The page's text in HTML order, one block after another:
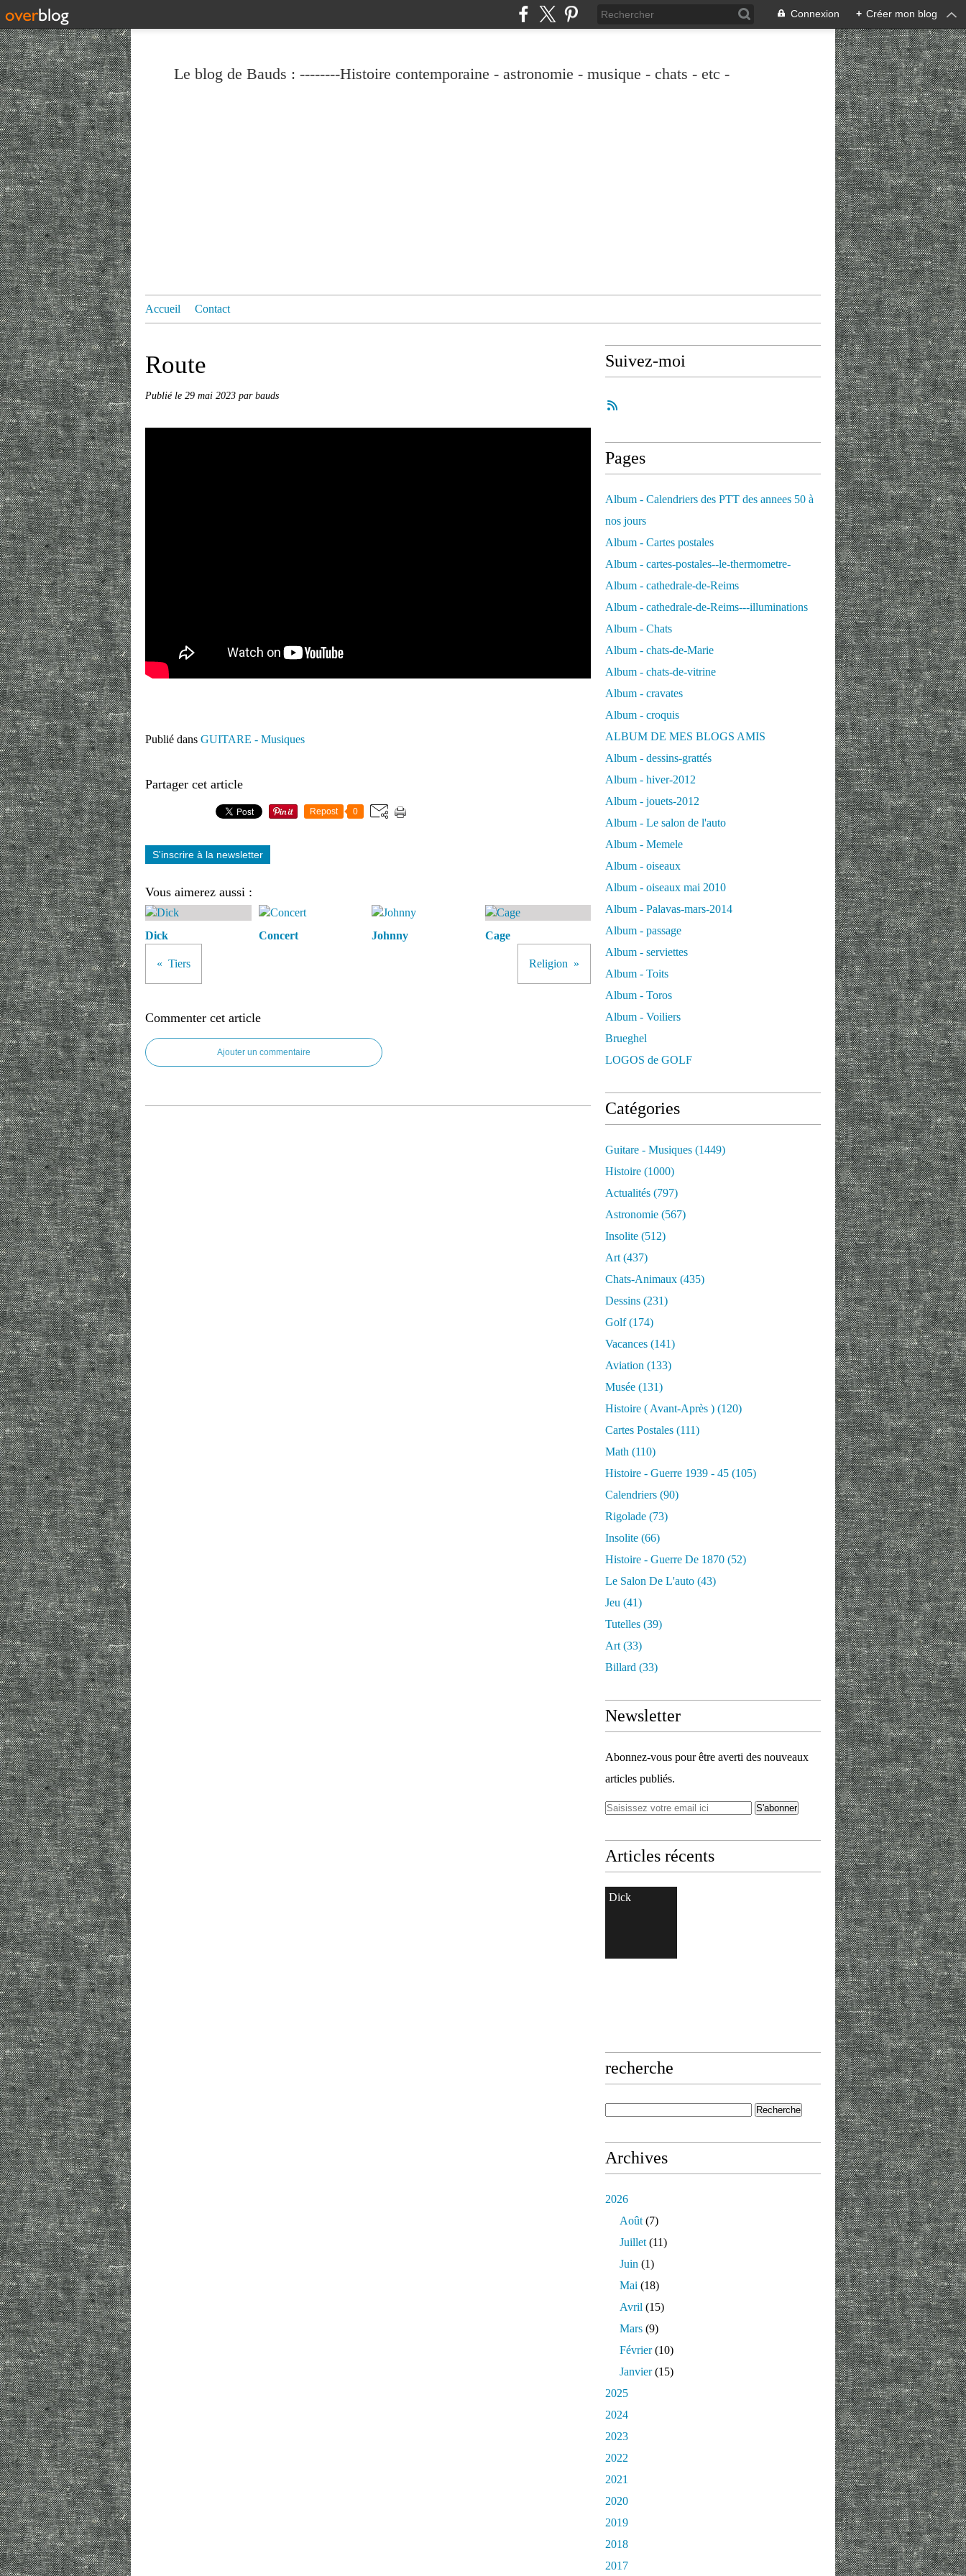
Connexion + Créer mon blog
Le blog de Bauds : --------Histoire contemporaine - astronomie - musique - chats - etc -
Accueil Contact
Route
Publié le 29 mai 2023 par bauds
Publié dans GUITARE - Musiques
Partager cet article
Repost 0
S'inscrire à la newsletter
Vous aimerez aussi :
Dick Concert Johnny Cage
Tiers Religion
Commenter cet article
Ajouter un commentaire
Suivez-moi
Pages
Album - Calendriers des PTT des annees 50 à
nos jours
Album - Cartes postales
Album - cartes-postales--le-thermometre-
Album - cathedrale-de-Reims
Album - cathedrale-de-Reims---illuminations
Album - Chats
Album - chats-de-Marie
Album - chats-de-vitrine
Album - cravates
Album - croquis
ALBUM DE MES BLOGS AMIS
Album - dessins-grattés
Album - hiver-2012
Album - jouets-2012
Album - Le salon de l'auto
Album - Memele
Album - oiseaux
Album - oiseaux mai 2010
Album - Palavas-mars-2014
Album - passage
Album - serviettes
Album - Toits
Album - Toros
Album - Voiliers
Brueghel
LOGOS de GOLF
Catégories
Guitare - Musiques (1449)
Histoire (1000)
Actualités (797)
Astronomie (567)
Insolite (512)
Art (437)
Chats-Animaux (435)
Dessins (231)
Golf(174)
Vacances (141)
Aviation (133)
Musée (131)
Histoire ( Avant-Après ) (120)
Cartes Postales (111)
Math (110)
Histoire - Guerre 1939 - 45 (105)
Calendriers (90)
Rigolade (73)
Insolite (66)
Histoire - Guerre De 1870 (52)
Le Salon De L'auto (43)
Jeu (41)
Tutelles (39)
Art (33)
Billard (33)
Newsletter
Abonnez-vous pour être averti des nouveaux
articles publiés.
Articles récents
Dick
recherche
Archives
2026
Août (7)
Juillet (11)
Juin (1)
Mai (18)
Avril (15)
Mars (9)
Février(10)
Janvier(15)
2025
2024
2023
2022
2021
2020
2019
2018
2017